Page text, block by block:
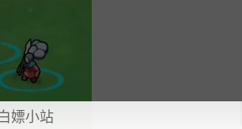
嫖小站